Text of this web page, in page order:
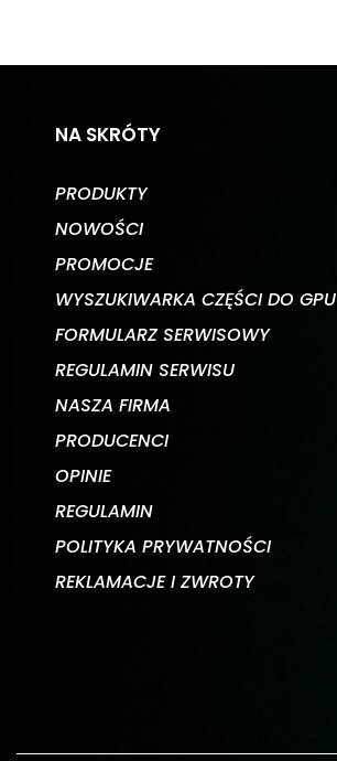
NA SKRÓTY
PRODUKTY
NOWOŚCI
PROMOCJE
WYSZUKIWARKA CZĘŚCI DO GPU
FORMULARZ SERWISOWY
REGULAMIN SERWISU
NASZA FIRMA
PRODUCENCI
OPINIE
REGULAMIN
POLITYKA PRYWATNOŚCI
REKLAMACJE I ZWROTY